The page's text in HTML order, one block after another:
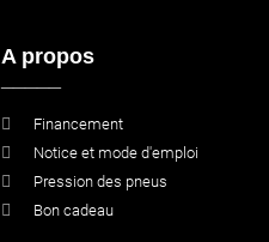
A propos
Financement
Notice et mode d'emploi
Pression des pneus
Bon cadeau